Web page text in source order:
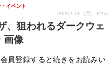
、狙われるダークウェ
画像
イベント
2020.1.20（月） 8:15
員登録すると続きをお読みい